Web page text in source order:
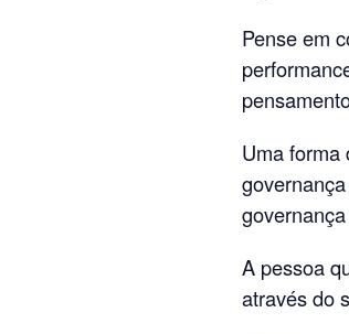
Pense em
Uma forma
A pessoa
através do